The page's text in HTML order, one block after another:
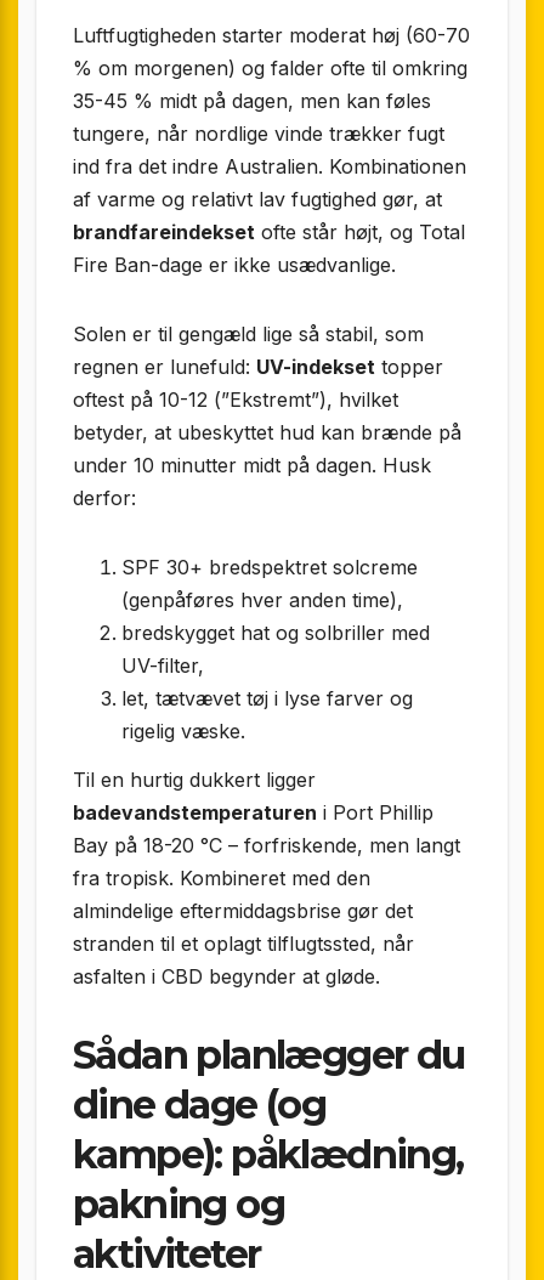
Luftfugtigheden starter moderat høj (60-70
% om morgenen) og falder ofte til omkring
35-45 % midt på dagen, men kan føles
tungere, når nordlige vinde trækker fugt
ind fra det indre Australien. Kombinationen
af varme og relativt lav fugtighed gør, at
brandfareindekset ofte står højt, og Total
Fire Ban-dage er ikke usædvanlige.
Solen er til gengæld lige så stabil, som
regnen er lunefuld: UV-indekset topper
oftest på 10-12 (”Ekstremt”), hvilket
betyder, at ubeskyttet hud kan brænde på
under 10 minutter midt på dagen. Husk
derfor:
SPF 30+ bredspektret solcreme
(genpåføres hver anden time),
bredskygget hat og solbriller med
UV-filter,
let, tætvævet tøj i lyse farver og
rigelig væske.
Til en hurtig dukkert ligger
badevandstemperaturen i Port Phillip
Bay på 18-20 °C – forfriskende, men langt
fra tropisk. Kombineret med den
almindelige eftermiddagsbrise gør det
stranden til et oplagt tilflugtssted, når
asfalten i CBD begynder at gløde.
Sådan planlægger du
dine dage (og
kampe): påklædning,
pakning og
aktiviteter